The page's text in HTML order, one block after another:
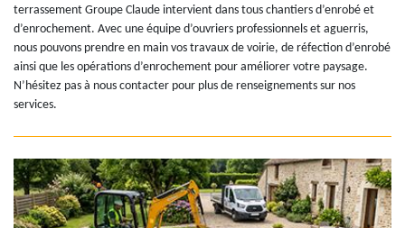
terrassement Groupe Claude intervient dans tous chantiers d’enrobé et
d’enrochement. Avec une équipe d’ouvriers professionnels et aguerris,
nous pouvons prendre en main vos travaux de voirie, de réfection d’enrobé
ainsi que les opérations d’enrochement pour améliorer votre paysage.
N’hésitez pas à nous contacter pour plus de renseignements sur nos
services.